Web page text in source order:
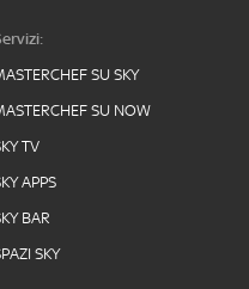
SU SKY
SU NOW
TV
APPS
BAR
SKY